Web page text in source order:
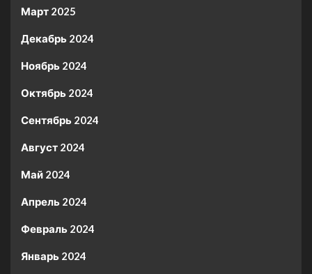
Март 2025
Декабрь 2024
Ноябрь 2024
Октябрь 2024
Сентябрь 2024
Август 2024
Май 2024
Апрель 2024
Февраль 2024
Январь 2024